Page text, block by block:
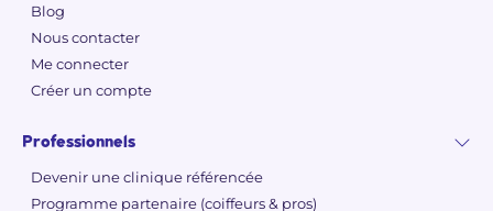
Blog
Nous contacter
Me connecter
Créer un compte
Professionnels
Devenir une clinique référencée
Programme partenaire (coiffeurs & pros)